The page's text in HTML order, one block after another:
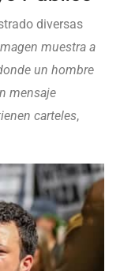
diversas
muestra a
un hombre
mensaje
carteles,